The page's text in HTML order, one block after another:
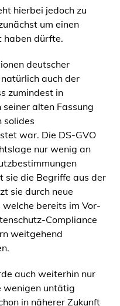
hierbei jedoch zu
um einen
haben dürfte.
deutscher
auch der
zumindest in
alten Fassung
solides
war. Die DS-GVO
nur wenig an
sie die Begriffe aus der
sie durch neue
welche bereits im Vor-
Compliance
weitgehend
auch weiterhin nur
wenigen untätig
in näherer Zukunft